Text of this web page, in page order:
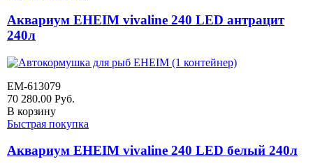
Аквариум EHEIM vivaline 240 LED антрацит
240л
EM-613079
70 280.00 Руб.
В корзину
Быстрая покупка
Аквариум EHEIM vivaline 240 LED белый 240л